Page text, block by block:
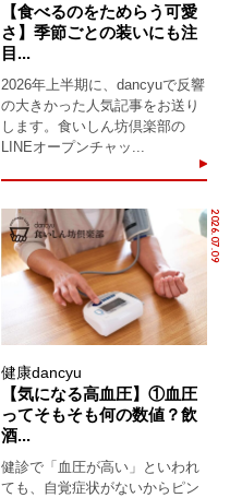
【食べるのをためらう可愛
さ】季節ごとの装いにも注
目...
2026年上半期に、dancyuで反響
の大きかった人気記事をお送り
します。食いしん坊倶楽部の
LINEオープンチャッ...
2026.07.09
健康dancyu
【気になる高血圧】①血圧
ってそもそも何の数値？飲
酒...
健診で「血圧が高い」といわれ
ても、自覚症状がないからピン